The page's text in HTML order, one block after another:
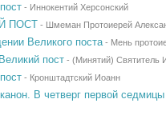
- Иннокентий Херсонский
ПОСТ - Шмеман Протоиерей
Великого поста- Мень
пост- (Минятий) Святитель
- Кронштадтский Иоанн
В четверг первой